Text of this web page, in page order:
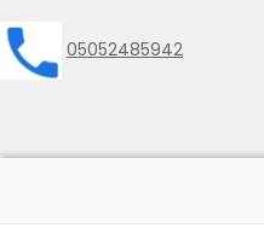
05052485942